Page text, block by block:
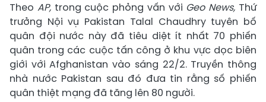
Theo AP,trong cuộc phỏng vấn với Geo News, Thứ
trưởng Nội vụ Pakistan Talal Chaudhry tuyên bố
quân đội nước này đã tiêu diệt ít nhất 70 phiến
quân trong các cuộc tấn công ở khu vực dọc biên
giới với Afghanistan vào sáng 22/2. Truyền thông
nhà nước Pakistan sau đó đưa tin rằng số phiến
quân thiệt mạng đã tăng lên 80 người.